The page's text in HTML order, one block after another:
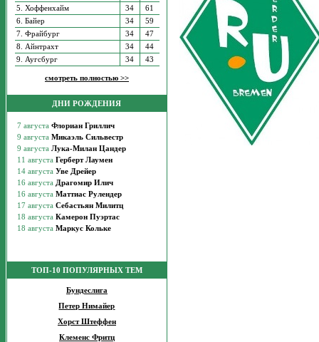
5. Хоффенхайм
34
61
6. Байер
34
59
7. Фрайбург
34
47
8. Айнтрахт
34
44
9. Аугсбург
34 43
смотреть полностью >>
ДНИ РОЖДЕНИЯ
ТОП-10 ПОПУЛЯРНЫХ ТЕМ
Бундеслига
Петер Нимайер
Хорст Штеффен
Клеменс Фритц